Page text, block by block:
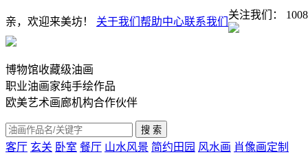
亲，欢迎来美坊！ 关于我们 帮助中心联系我们
关注我们：
博物馆收藏级油画
职业油画家纯手绘作品
欧美艺术画廊机构合作伙伴
客厅 玄关 卧室 餐厅 山水风景 简约田园 风水画 肖像画定制